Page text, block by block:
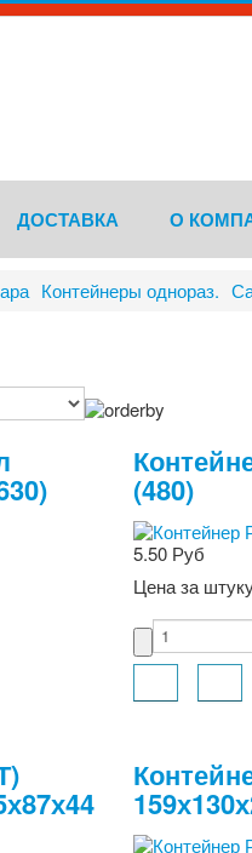
ДОСТАВКА О
Контейнеры однораз.
(480)
5.50 Руб
Цена за